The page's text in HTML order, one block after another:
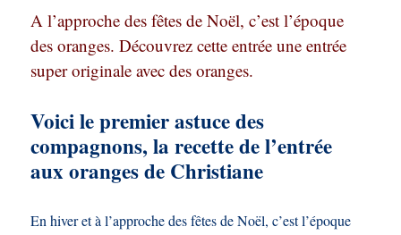
A l’approche des fêtes de Noël, c’est l’époque
des oranges. Découvrez cette entrée une entrée
super originale avec des oranges.
Voici le premier astuce des
compagnons, la recette de l’entrée
aux oranges de Christiane
En hiver et à l’approche des fêtes de Noël, c’est l’époque